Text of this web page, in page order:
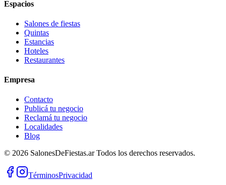
Espacios
Salones de fiestas
Quintas
Estancias
Hoteles
Restaurantes
Empresa
Contacto
Publicá tu negocio
Reclamá tu negocio
Localidades
Blog
© 2026 SalonesDeFiestas.arTodos los derechos reservados.
TérminosPrivacidad